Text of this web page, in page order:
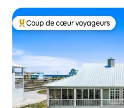
Coups de cœur voyageurs les
Coup de cœur voyageurs